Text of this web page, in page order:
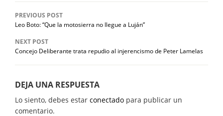
PREVIOUS POST
Leo Boto: “Que la motosierra no llegue a Luján”
NEXT POST
Concejo Deliberante trata repudio al injerencismo de Peter Lamelas
DEJA UNA RESPUESTA
Lo siento, debes estar conectado para publicar un
comentario.